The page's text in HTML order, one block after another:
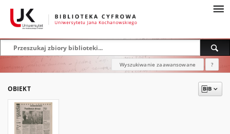
Wyszukiwanie zaawansowane ?
OBIEKT